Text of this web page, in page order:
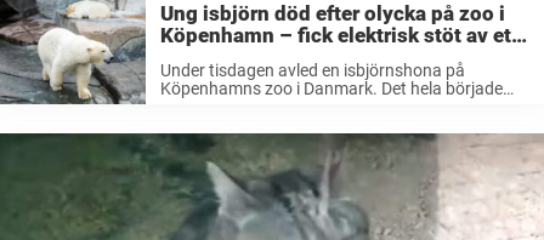
Ung isbjörn död efter olycka på zoo i
Köpenhamn – fick elektrisk stöt av ett
elskåp
Under tisdagen avled en isbjörnshona på
Köpenhamns zoo i Danmark. Det hela började
tisdagen inträffade en allvarlig olycka på
Köpenhamns zoo ...